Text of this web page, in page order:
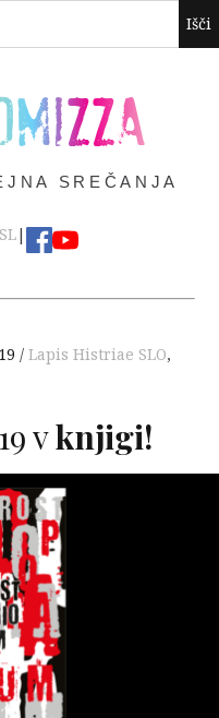
SREČANJA
SL|
Lapis Histriae SLO,
vknjigi!